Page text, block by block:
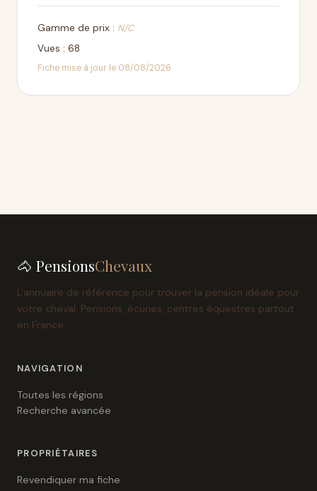
Gamme de prix : N/C
Vues : 68
Fiche mise à jour le 08/08/2026
🐴 PensionsChevaux
L'annuaire de référence pour trouver la pension idéale pour
votre cheval. Pensions, écuries, centres équestres partout
en France.
NAVIGATION
Toutes les régions
Recherche avancée
PROPRIÉTAIRES
Revendiquer ma fiche